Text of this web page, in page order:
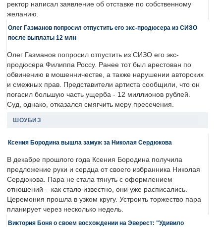
ректор написал заявление об отставке по собственному
желанию.
Олег Газманов попросил отпустить его экс-продюсера из СИЗО
после выплаты 12 млн
Олег Газманов попросил отпустить из СИЗО его экс-
продюсера Филиппа Россу. Ранее тот был арестован по
обвинению в мошенничестве, а также нарушении авторских
и смежных прав. Представители артиста сообщили, что он
погасил большую часть ущерба - 12 миллионов рублей.
Суд, однако, отказался смягчить меру пресечения.
ШОУБИЗ
Ксения Бородина вышла замуж за Николая Сердюкова
В декабре прошлого года Ксения Бородина получила
предложение руки и сердца от своего избранника Николая
Сердюкова. Пара не стала тянуть с оформлением
отношений – как стало известно, они уже расписались.
Церемония прошла в узком кругу. Устроить торжество пара
планирует через несколько недель.
Виктория Боня о своем восхождении на Эверест: "Удивило